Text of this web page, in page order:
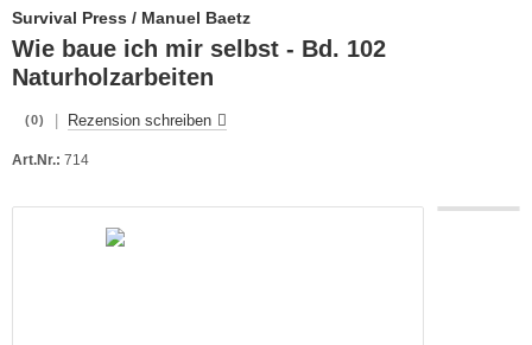
Survival Press / Manuel Baetz
Wie baue ich mir selbst - Bd. 102
Naturholzarbeiten
(0) Rezension schreiben
Art.Nr.: 714